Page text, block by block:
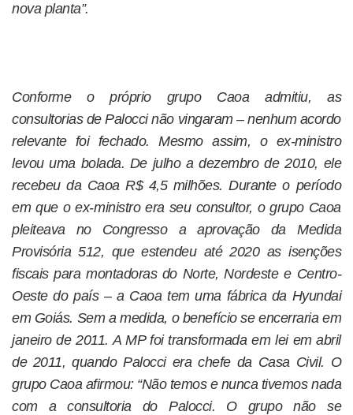
nova planta”.
Conforme o próprio grupo Caoa admitiu, as
consultorias de Palocci não vingaram – nenhum acordo
relevante foi fechado. Mesmo assim, o ex-ministro
levou uma bolada. De julho a dezembro de 2010, ele
recebeu da Caoa R$ 4,5 milhões. Durante o período
em que o ex-ministro era seu consultor, o grupo Caoa
pleiteava no Congresso a aprovação da Medida
Provisória 512, que estendeu até 2020 as isenções
fiscais para montadoras do Norte, Nordeste e Centro-
Oeste do país – a Caoa tem uma fábrica da Hyundai
em Goiás. Sem a medida, o benefício se encerraria em
janeiro de 2011. A MP foi transformada em lei em abril
de 2011, quando Palocci era chefe da Casa Civil. O
grupo Caoa afirmou: “Não temos e nunca tivemos nada
com a consultoria do Palocci. O grupo não se